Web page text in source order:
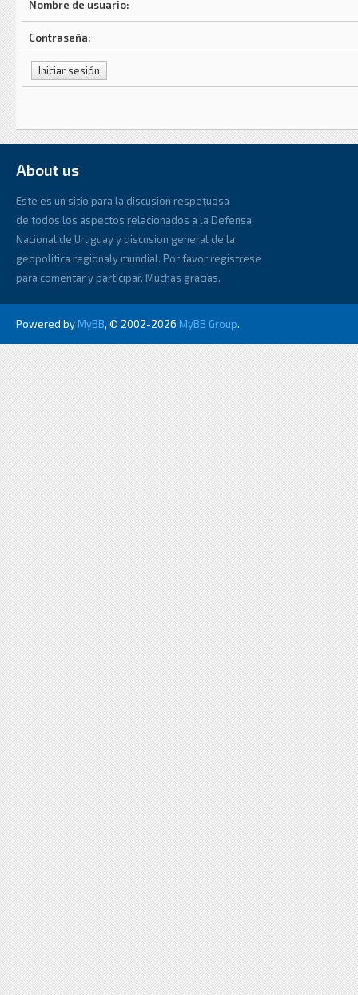
Nombre de usuario:
Contraseña:
About us
Este es un sitio para la discusion respetuosa
de todos los aspectos relacionados a la Defensa
Nacional de Uruguay y discusion general de la
geopolitica regionaly mundial. Por favor registrese
para comentar y participar. Muchas gracias.
Powered by MyBB, © 2002-2026 MyBB Group.